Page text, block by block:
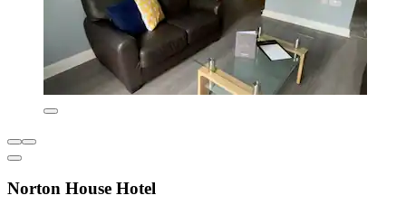
Norton House Hotel